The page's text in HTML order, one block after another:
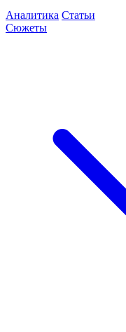
Аналитика Статьи
Сюжеты